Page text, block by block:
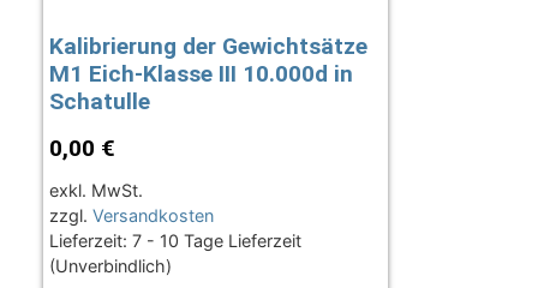
Kalibrierung der Gewichtsätze
M1 Eich-Klasse III 10.000d in
Schatulle
0,00 €
exkl. MwSt.
zzgl. Versandkosten
Lieferzeit: 7 - 10 Tage Lieferzeit
(Unverbindlich)